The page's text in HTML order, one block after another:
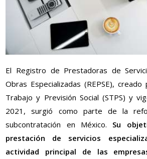
El Registro de Prestadoras de
Obras Especializadas (REPSE),
Trabajo y Previsión Social (STPS) y
2021, surgió como parte de la
subcontratación en México. Su
prestación de servicios
actividad principal de las